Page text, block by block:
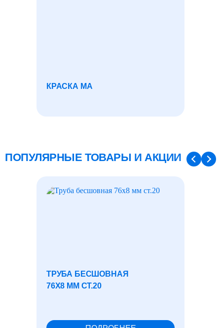
КРАСКА МА
ПОПУЛЯРНЫЕ ТОВАРЫ И АКЦИИ
ТРУБА БЕСШОВНАЯ
76X8 ММ СТ.20